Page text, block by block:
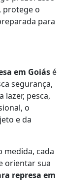
protege o
para
em Goiás é
segurança,
lazer, pesca,
o
e da
medida, cada
orientar sua
represa em